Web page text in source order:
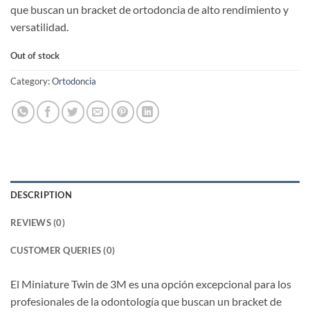
que buscan un bracket de ortodoncia de alto rendimiento y
versatilidad.
Out of stock
Category:Ortodoncia
DESCRIPTION
REVIEWS (0)
CUSTOMER QUERIES (0)
El Miniature Twin de 3M es una opción excepcional para los
profesionales de la odontología que buscan un bracket de